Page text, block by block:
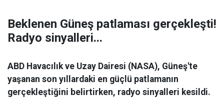
Beklenen Güneş patlaması gerçekleşti!
Radyo sinyalleri...
ABD Havacılık ve Uzay Dairesi (NASA), Güneş'te
yaşanan son yıllardaki en güçlü patlamanın
gerçekleştiğini belirtirken, radyo sinyalleri kesildi.